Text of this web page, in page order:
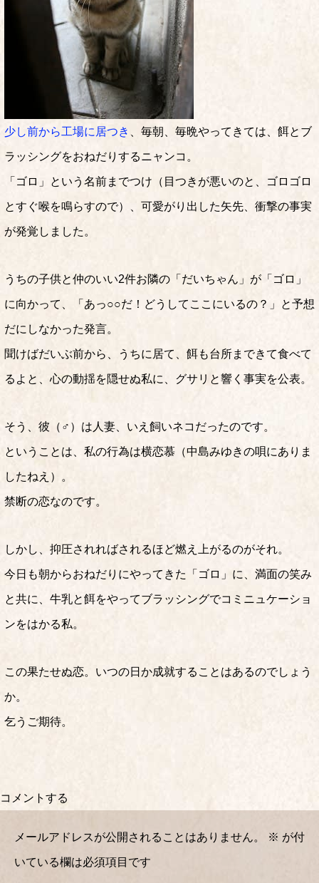
少し前から工場に居つき 、毎朝、毎晩やってきては、餌とブ
ラッシングをおねだりするニャンコ。
「ゴロ」という名前までつけ（目つきが悪いのと、ゴロゴロ
とすぐ喉を鳴らすので）、可愛がり出した矢先、衝撃の事実
が発覚しました。
うちの子供と仲のいい2件お隣の「だいちゃん」が「ゴロ」
に向かって、「あっ○○だ！どうしてここにいるの？」と予想
だにしなかった発言。
聞けばだいぶ前から、うちに居て、餌も台所まできて食べて
るよと、心の動揺を隠せぬ私に、グサリと響く事実を公表。
そう、彼（♂）は人妻、いえ飼いネコだったのです。
ということは、私の行為は横恋慕（中島みゆきの唄にありま
したねえ）。
禁断の恋なのです。
しかし、抑圧されればされるほど燃え上がるのがそれ。
今日も朝からおねだりにやってきた「ゴロ」に、満面の笑み
と共に、牛乳と餌をやってブラッシングでコミニュケーショ
ンをはかる私。
この果たせぬ恋。いつの日か成就することはあるのでしょう
か。
乞うご期待。
コメントする
メールアドレスが公開されることはありません。 ※ が付
いている欄は必須項目です